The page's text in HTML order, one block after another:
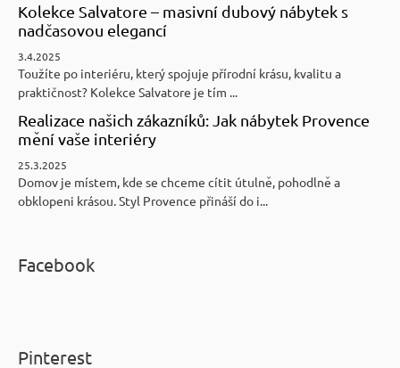
Kolekce Salvatore – masivní dubový nábytek s
nadčasovou elegancí
3.4.2025
Toužíte po interiéru, který spojuje přírodní krásu, kvalitu a
praktičnost? Kolekce Salvatore je tím ...
Realizace našich zákazníků: Jak nábytek Provence
mění vaše interiéry
25.3.2025
Domov je místem, kde se chceme cítit útulně, pohodlně a
obklopeni krásou. Styl Provence přináší do i...
Facebook
Pinterest